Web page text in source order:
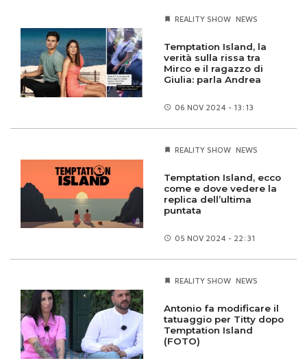
REALITY SHOW NEWS
Temptation Island, la
verità sulla rissa tra
Mirco e il ragazzo di
Giulia: parla Andrea
06 NOV 2024 - 13:13
REALITY SHOW NEWS
Temptation Island, ecco
come e dove vedere la
replica dell’ultima
puntata
05 NOV 2024 - 22:31
REALITY SHOW NEWS
Antonio fa modificare il
tatuaggio per Titty dopo
Temptation Island
(FOTO)